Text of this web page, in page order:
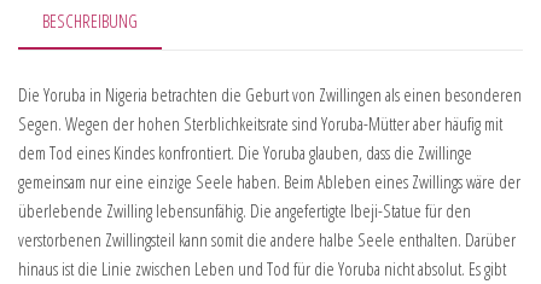
BESCHREIBUNG
Die Yoruba in Nigeria betrachten die Geburt von Zwillingen als einen besonderen
Segen. Wegen der hohen Sterblichkeitsrate sind Yoruba-Mütter aber häufig mit
dem Tod eines Kindes konfrontiert. Die Yoruba glauben, dass die Zwillinge
gemeinsam nur eine einzige Seele haben. Beim Ableben eines Zwillings wäre der
überlebende Zwilling lebensunfähig. Die angefertigte Ibeji-Statue für den
verstorbenen Zwillingsteil kann somit die andere halbe Seele enthalten. Darüber
hinaus ist die Linie zwischen Leben und Tod für die Yoruba nicht absolut. Es gibt